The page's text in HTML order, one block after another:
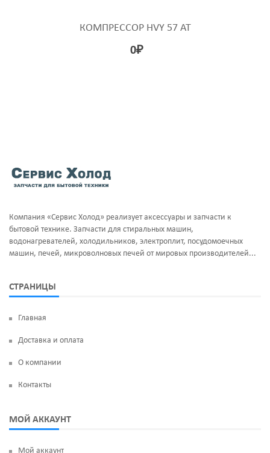
КОМПРЕССОР HVY 57 AT
0₽
Компания «Сервис Холод» реализует аксессуары и запчасти к
бытовой технике. Запчасти для стиральных машин,
водонагревателей, холодильников, электроплит, посудомоечных
машин, печей, микроволновых печей от мировых производителей...
СТРАНИЦЫ
Главная
Доставка и оплата
О компании
Контакты
МОЙ АККАУНТ
Мой аккаунт